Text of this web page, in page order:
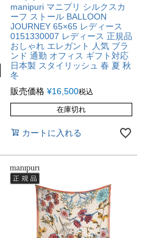
manipuri マニプリ シルクスカ
ーフ ストール BALLOON
JOURNEY 65×65 レディース
0151330007 レディース 正規品
おしゃれ エレガント 人気 ブラ
ンド 通勤 オフィス ギフト対応
日本製 スタイリッシュ 春 夏 秋
冬
販売価格 ¥16,500税込
在庫切れ
カートに入れる